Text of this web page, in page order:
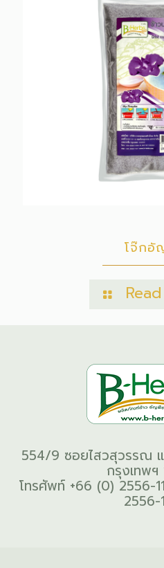
โจ๊กอั
554/9 ซอยไสวสุวรรณ
กรุงเทพ
โทรศัพท์ +66 (0) 2556-
2556-